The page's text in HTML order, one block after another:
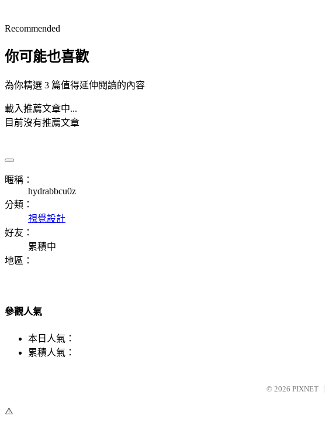
Recommended
你可能也喜歡
為你精選 3 篇值得延伸閱讀的內容
載入推薦文章中...
目前沒有推薦文章
暱稱：
hydrabbcu0z
分類：
視覺設計
好友：
累積中
地區：
參觀人氣
本日人氣：
累積人氣：
© 2026 PIXNET
⚠️